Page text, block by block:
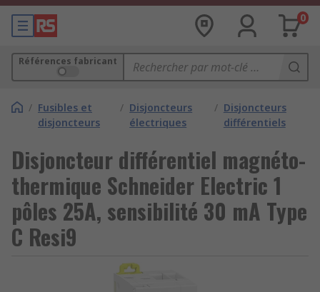
0
Références fabricant
/ Fusibles et
disjoncteurs
/ Disjoncteurs
électriques
/ Disjoncteurs
différentiels
Disjoncteur différentiel magnéto-
thermique Schneider Electric 1
pôles 25A, sensibilité 30 mA Type
C Resi9